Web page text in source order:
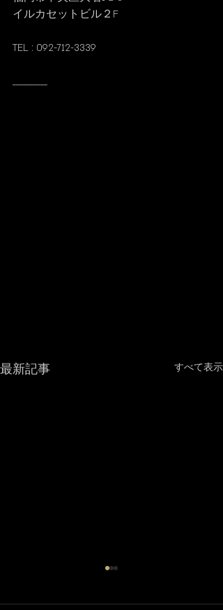
イルカセットビル２F
TEL : 092-712-3339
__________
最新記事 すべて表示